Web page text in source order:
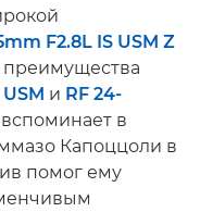
F2.8L IS USM Z
преимущества
и RF 24-
в
Капоццоли в
помог ему